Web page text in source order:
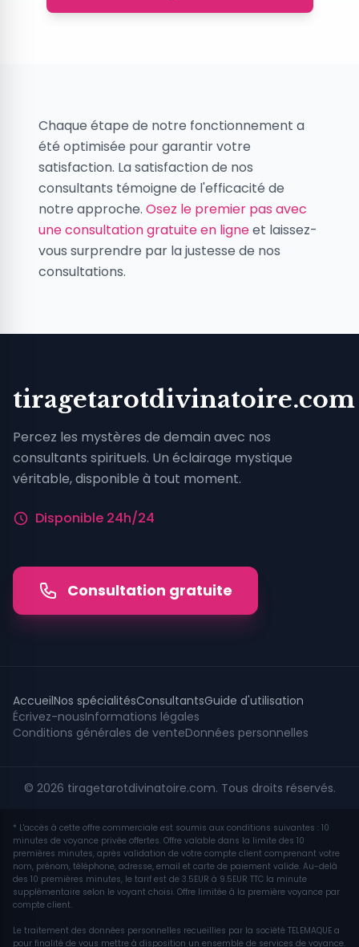
Chaque étape de notre fonctionnement a
été optimisée pour garantir votre
satisfaction. La satisfaction de nos
consultants témoigne de l'efficacité de
notre approche. Osez le premier pas avec
une consultation gratuite en ligneet laissez-
vous surprendre par la justesse de nos
consultations.
tiragetarotdivinatoire.com
Percez les mystères de demain avec nos
consultants spirituels. Un éclairage mystique
véritable, disponible à tout moment.
Disponible 24h/24
Consultation gratuite
AccueilNos spécialitésConsultantsGuide d'utilisation
Écrivez-nousInformations légales
Conditions générales de venteDonnées personnelles
© 2026 tiragetarotdivinatoire.com. Tous droits réservés.
* L'accès à cette offre commerciale est soumis aux conditions suivantes : 10
minutes de voyance privée offertes. Offre valable dans la limite des 10
premières minutes, après validation de votre compte client comprenant votre
nom, prénom, téléphone, adresse, email et carte de paiement valide. Au-delà
des 10 premières minutes, le tarif est de 3.5EUR à 9.5EUR TTC la minute
supplémentaire selon le voyant choisi. Offre limitée à la première voyance par
compte client.
Le traitement des données personnelles recueillies par la société TELEMAQUE a
pour finalité de vous mettre à disposition un ensemble de services de voyance.